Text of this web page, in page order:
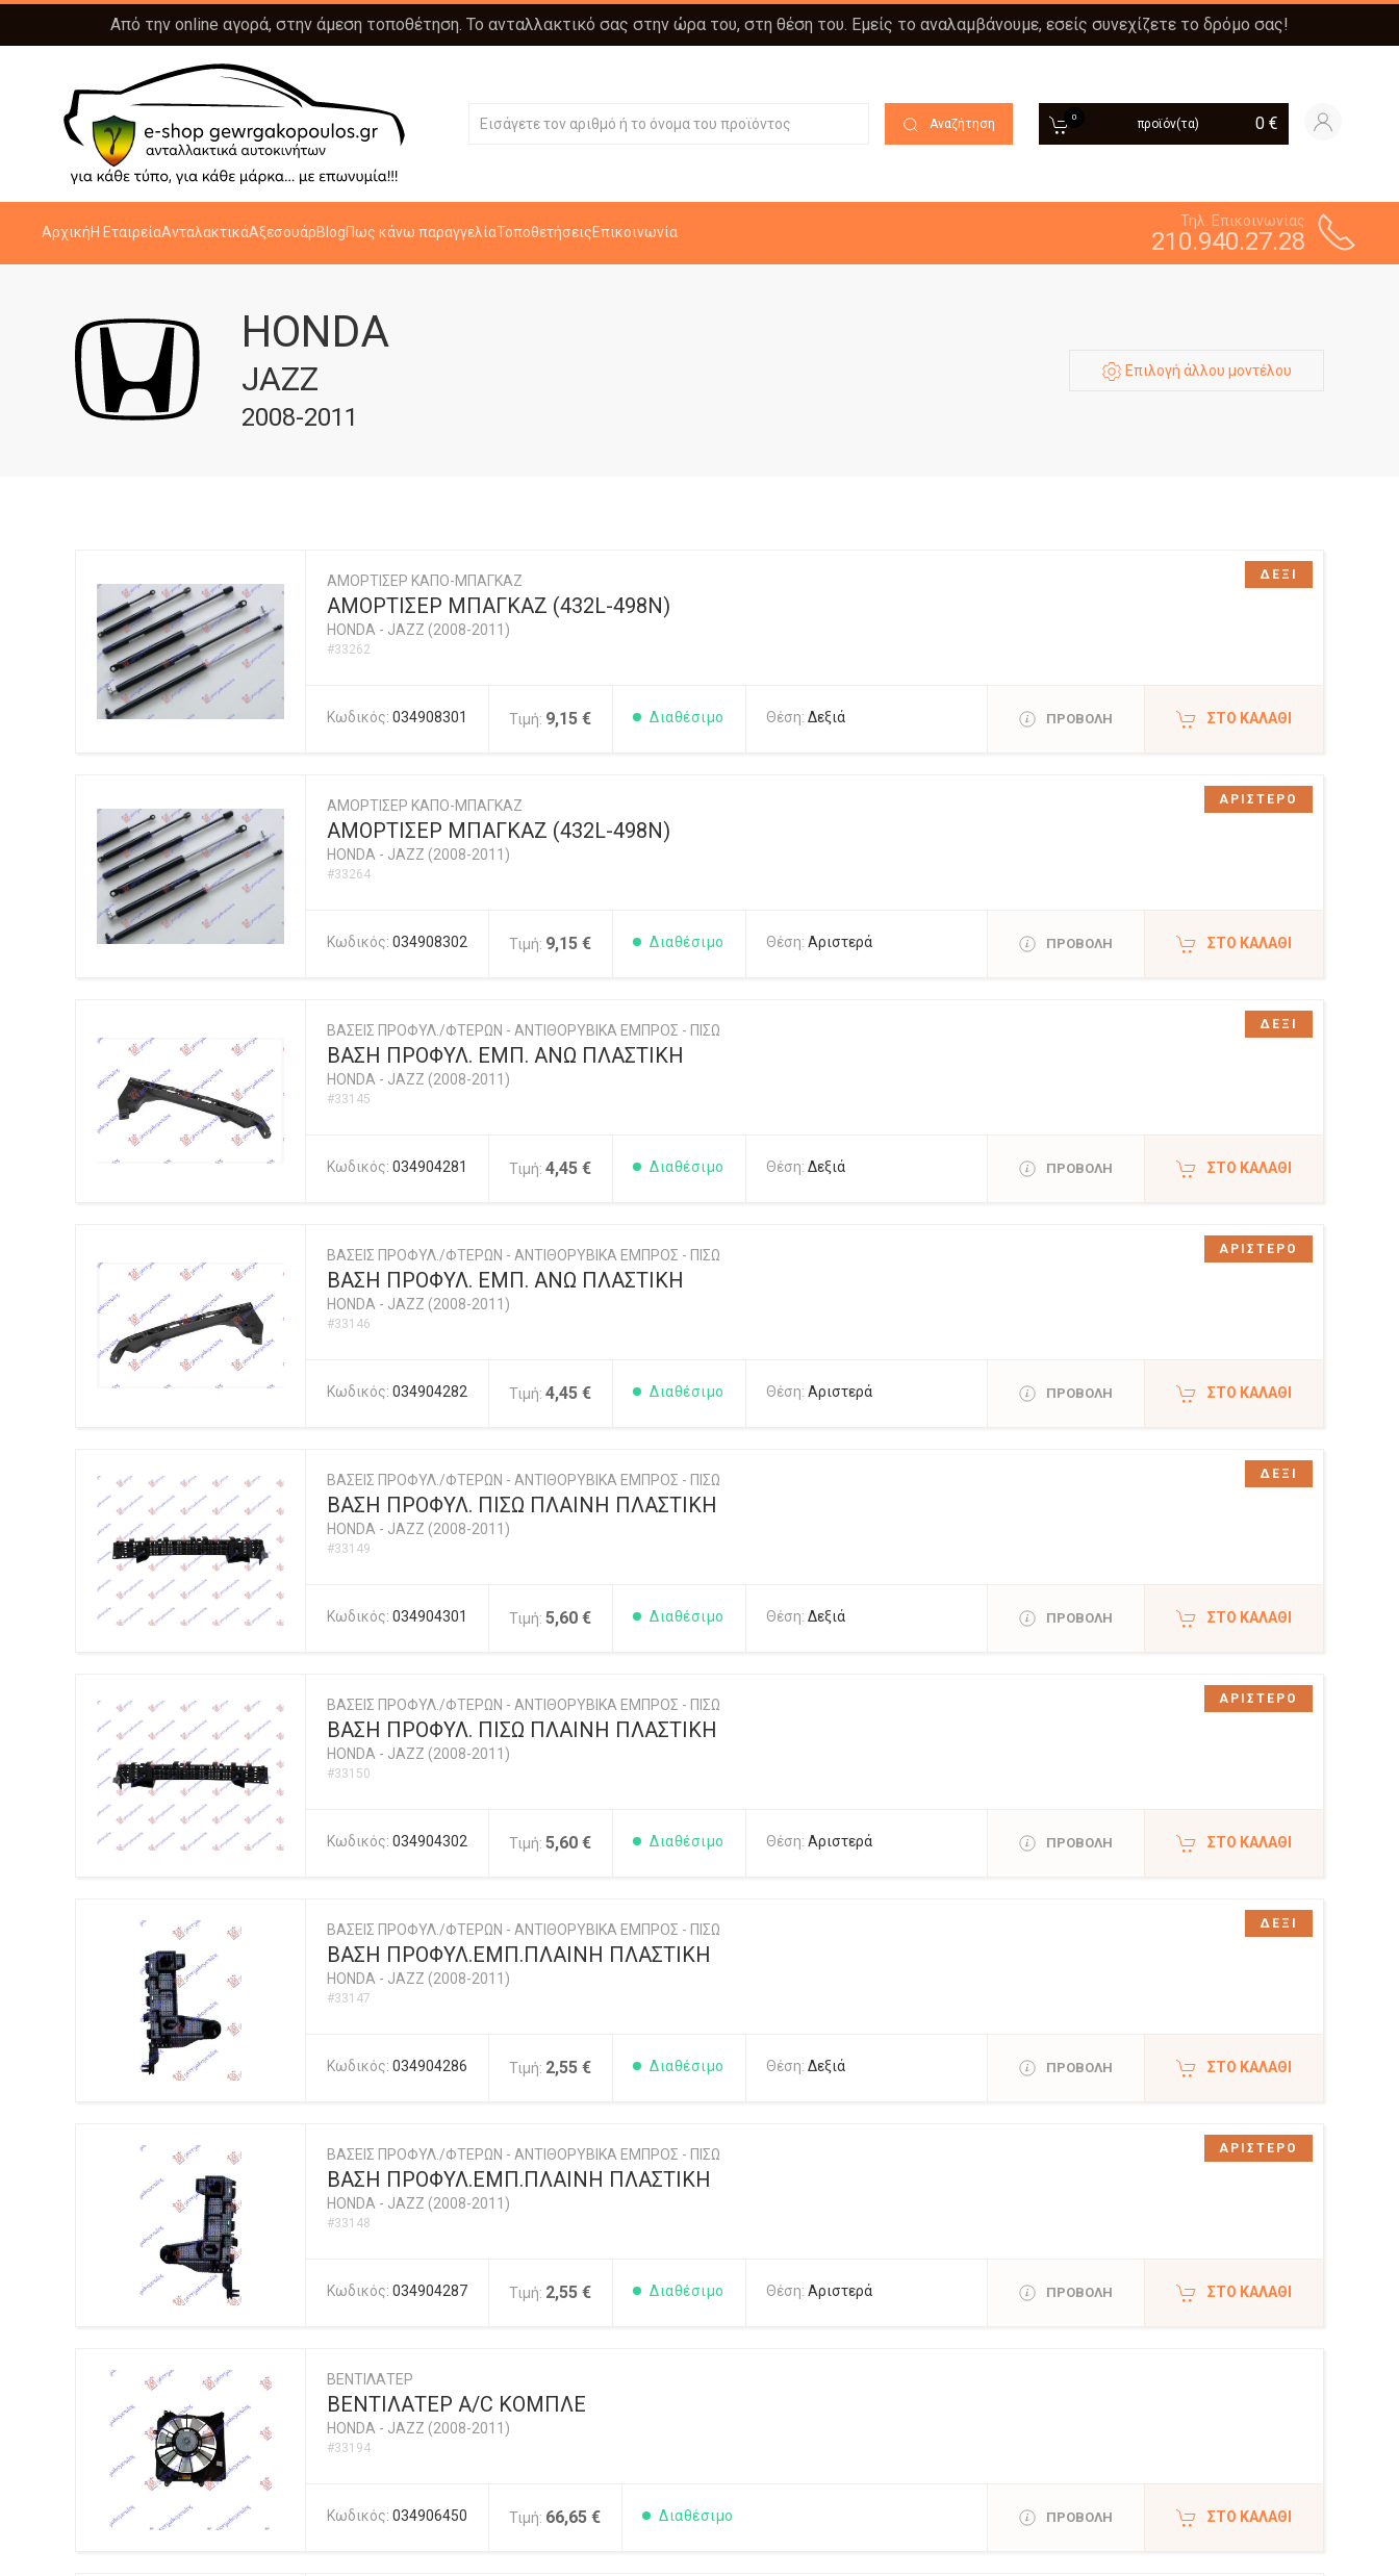
Από την online αγορά, στην άμεση τοποθέτηση. Το ανταλλακτικό σας στην ώρα του, στη θέση του. Εμείς το αναλαμβάνουμε, εσείς συνεχίζετε το δρόμο σας!
Αναζήτηση 0 προϊόν(τα) 0 €
ΑρχικήΗ ΕταιρείαΑνταλακτικάΑξεσουάρBlogΠως κάνω παραγγελίαΤοποθετήσειςΕπικοινωνία
Τηλ. Επικοινωνίας
210.940.27.28
HONDA
JAZZ
2008-2011
Επιλογή άλλου μοντέλου
ΑΜΟΡΤΙΣΕΡ ΚΑΠΟ-ΜΠΑΓΚΑΖ
ΑΜΟΡΤΙΣΕΡ ΜΠΑΓΚΑΖ (432L-498N)
HONDA - JAZZ (2008-2011)
#33262
Κωδικός: 034908301 Τιμή: 9,15 € Διαθέσιμο Θέση: Δεξιά ΠΡΟΒΟΛΗ ΣΤΟ ΚΑΛΆΘΙ
ΔΕΞΙ
ΑΜΟΡΤΙΣΕΡ ΚΑΠΟ-ΜΠΑΓΚΑΖ
ΑΜΟΡΤΙΣΕΡ ΜΠΑΓΚΑΖ (432L-498N)
HONDA - JAZZ (2008-2011)
#33264
Κωδικός: 034908302 Τιμή: 9,15 € Διαθέσιμο Θέση: Αριστερά ΠΡΟΒΟΛΗ ΣΤΟ ΚΑΛΆΘΙ
ΑΡΙΣΤΕΡΟ
ΒΑΣΕΙΣ ΠΡΟΦΥΛ./ΦΤΕΡΩΝ - ΑΝΤΙΘΟΡΥΒΙΚΑ ΕΜΠΡΟΣ - ΠΙΣΩ
ΒΑΣΗ ΠΡΟΦΥΛ. ΕΜΠ. ΑΝΩ ΠΛΑΣΤΙΚΗ
HONDA - JAZZ (2008-2011)
#33145
Κωδικός: 034904281 Τιμή: 4,45 € Διαθέσιμο Θέση: Δεξιά ΠΡΟΒΟΛΗ ΣΤΟ ΚΑΛΆΘΙ
ΔΕΞΙ
ΒΑΣΕΙΣ ΠΡΟΦΥΛ./ΦΤΕΡΩΝ - ΑΝΤΙΘΟΡΥΒΙΚΑ ΕΜΠΡΟΣ - ΠΙΣΩ
ΒΑΣΗ ΠΡΟΦΥΛ. ΕΜΠ. ΑΝΩ ΠΛΑΣΤΙΚΗ
HONDA - JAZZ (2008-2011)
#33146
Κωδικός: 034904282 Τιμή: 4,45 € Διαθέσιμο Θέση: Αριστερά ΠΡΟΒΟΛΗ ΣΤΟ ΚΑΛΆΘΙ
ΑΡΙΣΤΕΡΟ
ΒΑΣΕΙΣ ΠΡΟΦΥΛ./ΦΤΕΡΩΝ - ΑΝΤΙΘΟΡΥΒΙΚΑ ΕΜΠΡΟΣ - ΠΙΣΩ
ΒΑΣΗ ΠΡΟΦΥΛ. ΠΙΣΩ ΠΛΑΙΝΗ ΠΛΑΣΤΙΚΗ
HONDA - JAZZ (2008-2011)
#33149
Κωδικός: 034904301 Τιμή: 5,60 € Διαθέσιμο Θέση: Δεξιά ΠΡΟΒΟΛΗ ΣΤΟ ΚΑΛΆΘΙ
ΔΕΞΙ
ΒΑΣΕΙΣ ΠΡΟΦΥΛ./ΦΤΕΡΩΝ - ΑΝΤΙΘΟΡΥΒΙΚΑ ΕΜΠΡΟΣ - ΠΙΣΩ
ΒΑΣΗ ΠΡΟΦΥΛ. ΠΙΣΩ ΠΛΑΙΝΗ ΠΛΑΣΤΙΚΗ
HONDA - JAZZ (2008-2011)
#33150
Κωδικός: 034904302 Τιμή: 5,60 € Διαθέσιμο Θέση: Αριστερά ΠΡΟΒΟΛΗ ΣΤΟ ΚΑΛΆΘΙ
ΑΡΙΣΤΕΡΟ
ΒΑΣΕΙΣ ΠΡΟΦΥΛ./ΦΤΕΡΩΝ - ΑΝΤΙΘΟΡΥΒΙΚΑ ΕΜΠΡΟΣ - ΠΙΣΩ
ΒΑΣΗ ΠΡΟΦΥΛ.ΕΜΠ.ΠΛΑΙΝΗ ΠΛΑΣΤΙΚΗ
HONDA - JAZZ (2008-2011)
#33147
Κωδικός: 034904286 Τιμή: 2,55 € Διαθέσιμο Θέση: Δεξιά ΠΡΟΒΟΛΗ ΣΤΟ ΚΑΛΆΘΙ
ΔΕΞΙ
ΒΑΣΕΙΣ ΠΡΟΦΥΛ./ΦΤΕΡΩΝ - ΑΝΤΙΘΟΡΥΒΙΚΑ ΕΜΠΡΟΣ - ΠΙΣΩ
ΒΑΣΗ ΠΡΟΦΥΛ.ΕΜΠ.ΠΛΑΙΝΗ ΠΛΑΣΤΙΚΗ
HONDA - JAZZ (2008-2011)
#33148
Κωδικός: 034904287 Τιμή: 2,55 € Διαθέσιμο Θέση: Αριστερά ΠΡΟΒΟΛΗ ΣΤΟ ΚΑΛΆΘΙ
ΑΡΙΣΤΕΡΟ
ΒΕΝΤΙΛΑΤΕΡ
ΒΕΝΤΙΛΑΤΕΡ Α/C ΚΟMΠΛΕ
HONDA - JAZZ (2008-2011)
#33194
Κωδικός: 034906450 Τιμή: 66,65 € Διαθέσιμο ΠΡΟΒΟΛΗ ΣΤΟ ΚΑΛΆΘΙ